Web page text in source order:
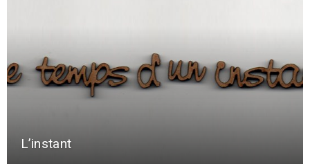
L’instant